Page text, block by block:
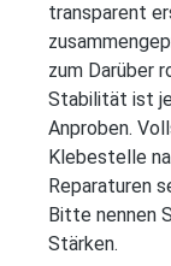
transparent
zum Darüber
Stabilität ist
Anproben.
Klebestelle
Reparaturen
Bitte nennen
Stärken.